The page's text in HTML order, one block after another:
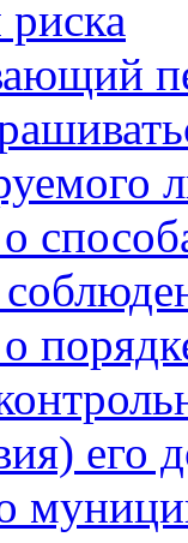
риска